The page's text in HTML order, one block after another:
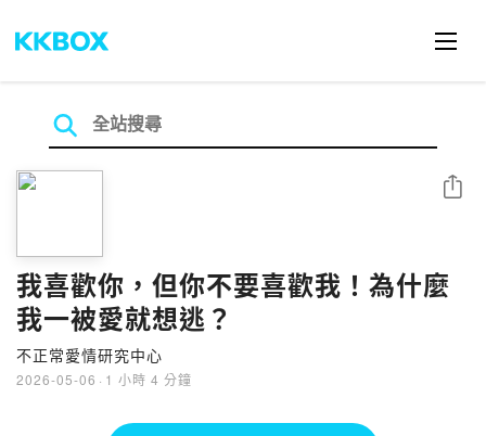
我喜歡你，但你不要喜歡我！為什麼
我一被愛就想逃？
不正常愛情研究中心
2026-05-06 · 1 小時 4 分鐘
分享